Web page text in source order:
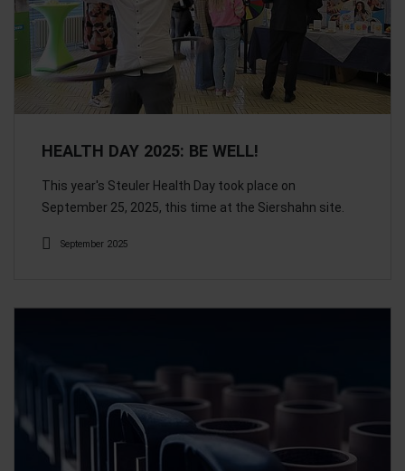
HEALTH DAY 2025: BE WELL!
This year's Steuler Health Day took place on
September 25, 2025, this time at the Siershahn site.
September 2025